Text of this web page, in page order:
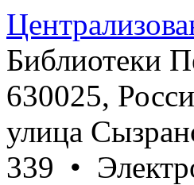
Библиотеки
630025,
улица
339 •